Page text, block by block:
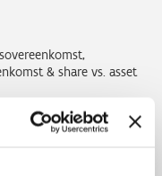
& share vs. asset